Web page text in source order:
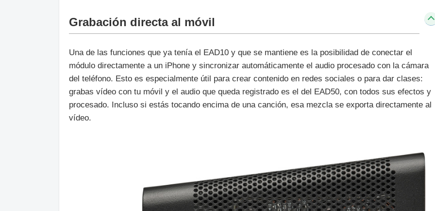
Grabación directa al móvil
Una de las funciones que ya tenía el EAD10 y que se mantiene es la posibilidad de conectar el
módulo directamente a un iPhone y sincronizar automáticamente el audio procesado con la cámara
del teléfono. Esto es especialmente útil para crear contenido en redes sociales o para dar clases:
grabas vídeo con tu móvil y el audio que queda registrado es el del EAD50, con todos sus efectos y
procesado. Incluso si estás tocando encima de una canción, esa mezcla se exporta directamente al
vídeo.